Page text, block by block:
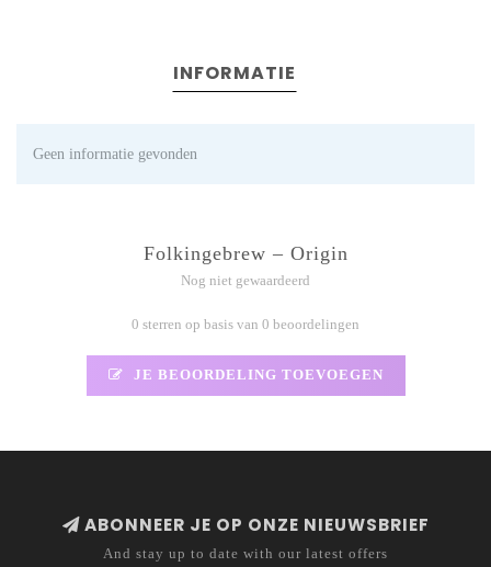
INFORMATIE
Geen informatie gevonden
Folkingebrew – Origin
Nog niet gewaardeerd
0 sterren op basis van 0 beoordelingen
JE BEOORDELING TOEVOEGEN
ABONNEER JE OP ONZE NIEUWSBRIEF
And stay up to date with our latest offers